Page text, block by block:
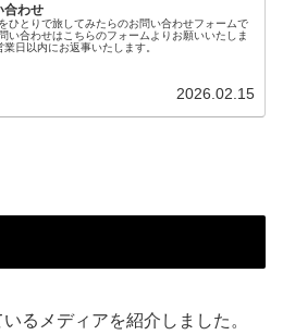
合わせ
ひとりで旅してみたらのお問い合わせフォームで
い合わせはこちらのフォームよりお願いいたしま
業日以内にお返事いたします。
2026.02.15
るメディアを紹介しました。